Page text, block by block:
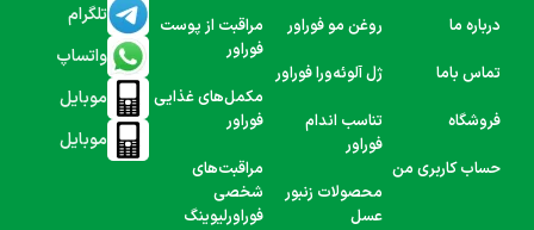
درباره ما
تماس باما
فروشگاه
حساب کاربری من
روغن مو فوراور
ژل آلوئه‌ورا فوراور
تناسب اندام
فوراور
محصولات زنبور
عسل
مراقبت از پوست
فوراور
مکمل‌های غذایی
فوراور
مراقبت‌های
شخصی
فوراورلیوینگ
تلگرام
واتساپ
موبایل
موبایل